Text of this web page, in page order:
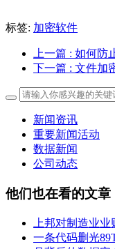
标签: 加密软件
上一篇 : 如何防
下一篇 : 文件加
新闻资讯
重要新闻活动
数据新闻
公司动态
他们也在看的文章
上邦对制造业
一条代码删光